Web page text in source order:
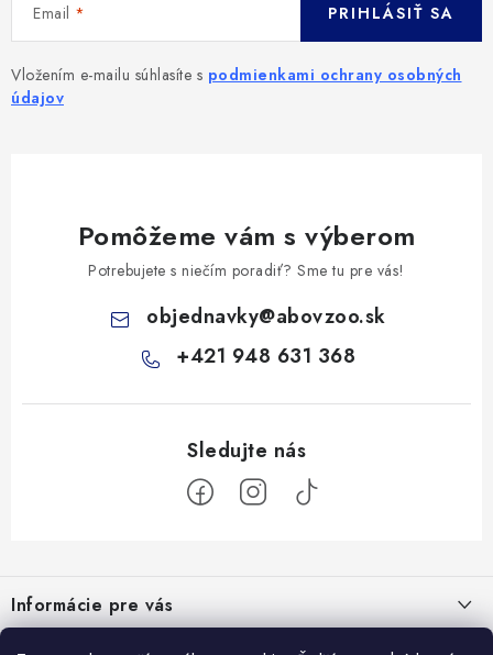
Email
Vložením e-mailu súhlasíte s podmienkami ochrany osobných
údajov
PRIHLÁSIŤ SA
Pomôžeme vám s výberom
Potrebujete s niečím poradiť? Sme tu pre vás!
objednavky@abovzoo.sk
+421 948 631 368
p
ä
Informácie pre vás